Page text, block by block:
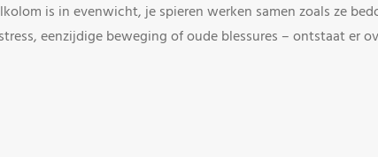
is in evenwicht, je spieren werken samen zoals ze
eenzijdige beweging of oude blessures – ontstaat er